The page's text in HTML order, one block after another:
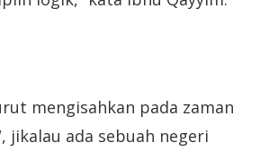
mengisahkan pada zaman
jikalau ada sebuah negeri